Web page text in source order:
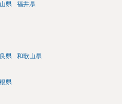
県 福井県
県 和歌山県
県